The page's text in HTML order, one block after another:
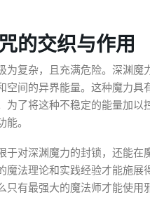
的交织与作用
为复杂，且充满危险。深渊
空间的异界能量。这种魔力
为了将这种不稳定的能量加
。
于对深渊魔力的封锁，还能
魔法理论和实践经验才能施
有最强大的魔法师才能使用